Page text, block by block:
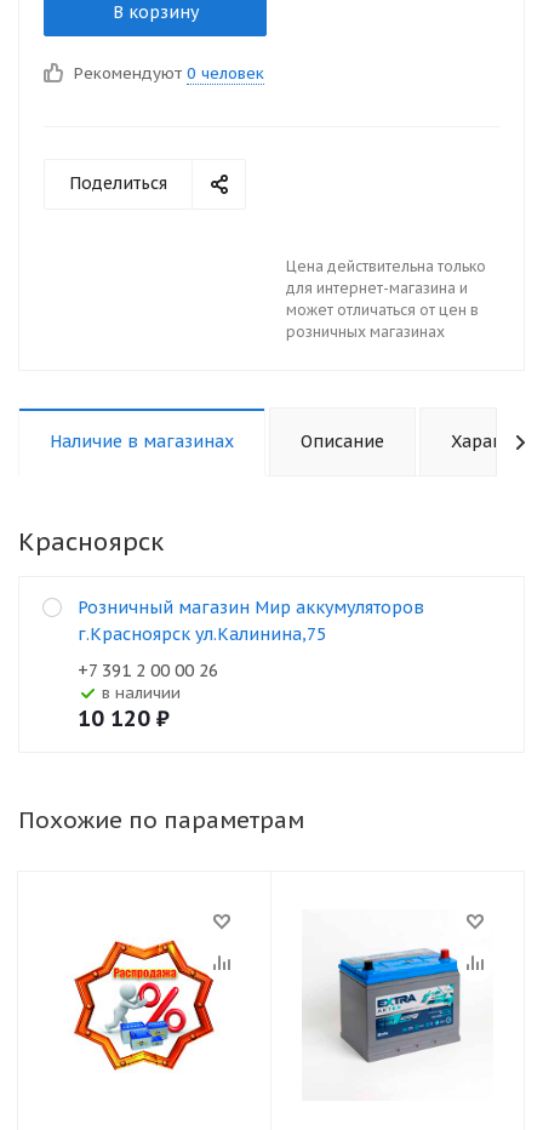
В корзину
Рекомендуют 0 человек
Поделиться
Цена действительна только
для интернет-магазина и
может отличаться от цен в
розничных магазинах
Наличие в магазинах Описание
Красноярск
Розничный магазин Мир аккумуляторов
г.Красноярск ул.Калинина,75
+7 391 2 00 00 26
В наличии
10 120 ₽
Похожие по параметрам